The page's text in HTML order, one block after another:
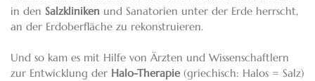
in den Salzkliniken und Sanatorien unter der Erde herrscht,
an der Erdoberfläche zu rekonstruieren.
Und so kam es mit Hilfe von Ärzten und Wissenschaftlern
zur Entwicklung der Halo-Therapie(griechisch: Halos = Salz)